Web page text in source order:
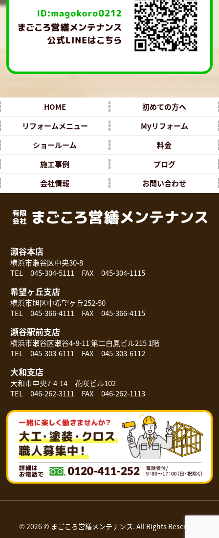
HOME
初めての方へ
リフォームメニュー
Myリフォーム
ショールーム
料金
施工事例
ブログ
会社情報
お問い合わせ
瀬谷本店
横浜市瀬谷区中央30-8
TEL 045-304-5111 FAX 045-304-1115
希望ヶ丘支店
横浜市旭区中希望ヶ丘252-50
TEL 045-366-4111 FAX 045-366-4115
瀬谷駅前支店
横浜市瀬谷区瀬谷4-8-11 第二白鳳ビル215 1階
TEL 045-303-6111 FAX 045-303-6112
大和支店
大和市中央7-4-14 花咲ビル102
TEL 046-262-3111 FAX 046-262-1113
© 2026 © まごころ営繕メンテナンス. All Rights Reserved.